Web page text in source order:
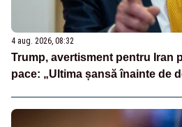
4 aug. 2026, 08:32
Trump, avertisment pentru Iran
pace: „Ultima șansă înainte de